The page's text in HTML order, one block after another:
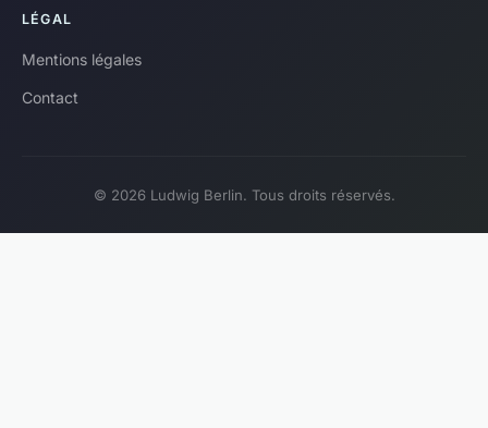
LÉGAL
Mentions légales
Contact
© 2026 Ludwig Berlin. Tous droits réservés.